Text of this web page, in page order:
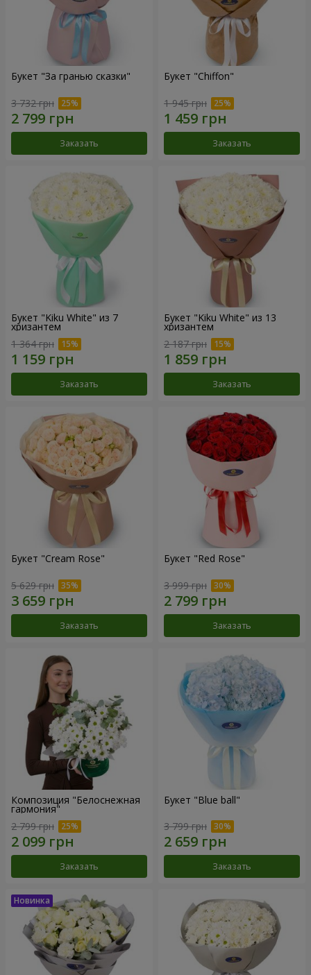
Букет "За гранью сказки"
3 732 грн
Заказать
Букет "Chiffon"
1 945 грн
Заказать
Букет "Kiku White" из 7
хризантем
1 364 грн
Заказать
Букет "Kiku White" из 13
хризантем
2 187 грн
Заказать
Букет "Cream Rose"
5 629 грн
Заказать
Букет "Red Rose"
3 999 грн
Заказать
Композиция "Белоснежная
гармония"
2 799 грн
Заказать
Букет "Blue ball"
3 799 грн
Заказать